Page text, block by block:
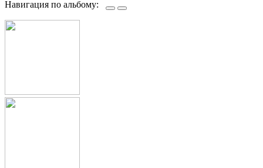
Навигация по альбому: